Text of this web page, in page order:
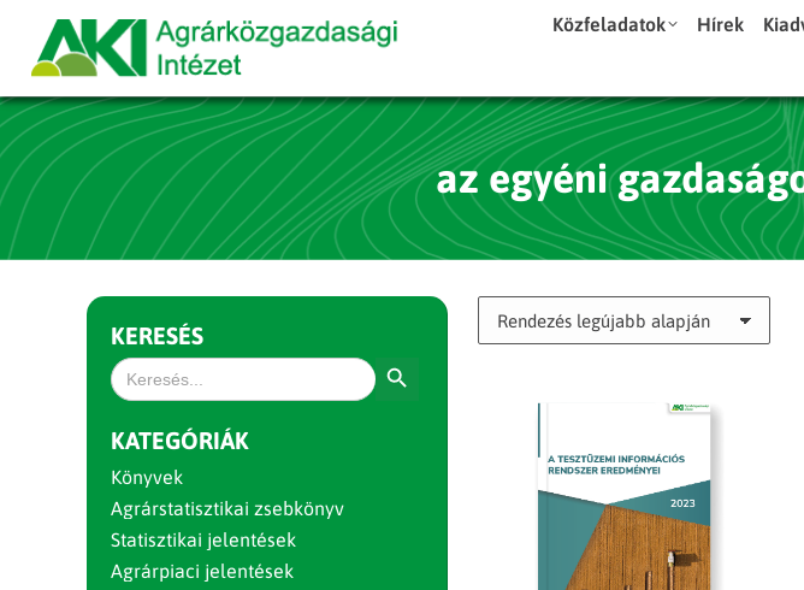
Közfeladatok Hírek
az egyéni
KERESÉS
Search
for:
KATEGÓRIÁK
Könyvek
Agrárstatisztikai zsebkönyv
Statisztikai jelentések
Agrárpiaci jelentések